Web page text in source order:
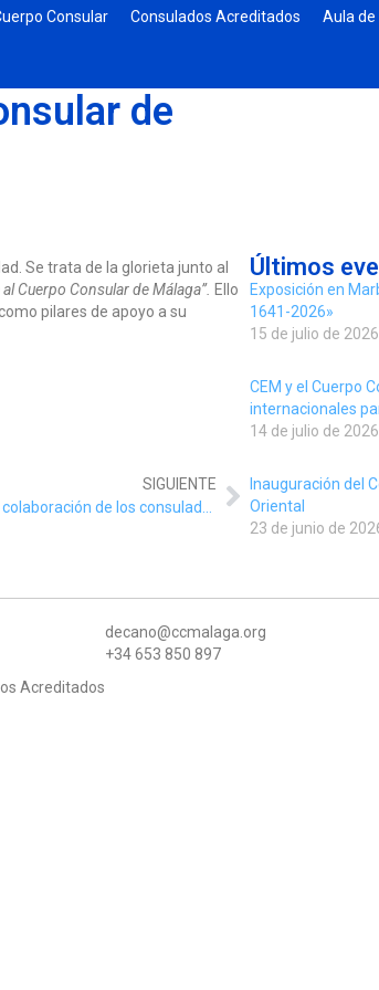
Consular Consulados Acreditados Aula
de
Se trata de la glorieta junto al
Cuerpo Consular de Málaga”. Ello
pilares de apoyo a su
SIGUIENTE
Participación y colaboración de los consulados de Portugal y de Guinea Bisau, dentro del III Ciclo de Charlas y Coloquios “11 idiomas, 11 miradas”
Últimos
Exposición en
1641-2026»
15 de julio de 2026
CEM y el Cuerpo
internacionales
14 de julio de 2026
Inauguración del
Oriental
23 de junio de
Acreditados
decano@ccmalaga.org
+34 653 850 897